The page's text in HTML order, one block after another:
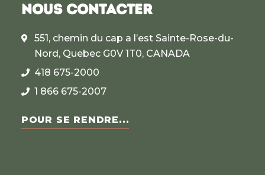
NOUS CONTACTER
551, chemin du cap a l’est Sainte-Rose-du-
Nord, Quebec G0V 1T0, CANADA
418 675-2000
1 866 675-2007
POUR SE RENDRE...